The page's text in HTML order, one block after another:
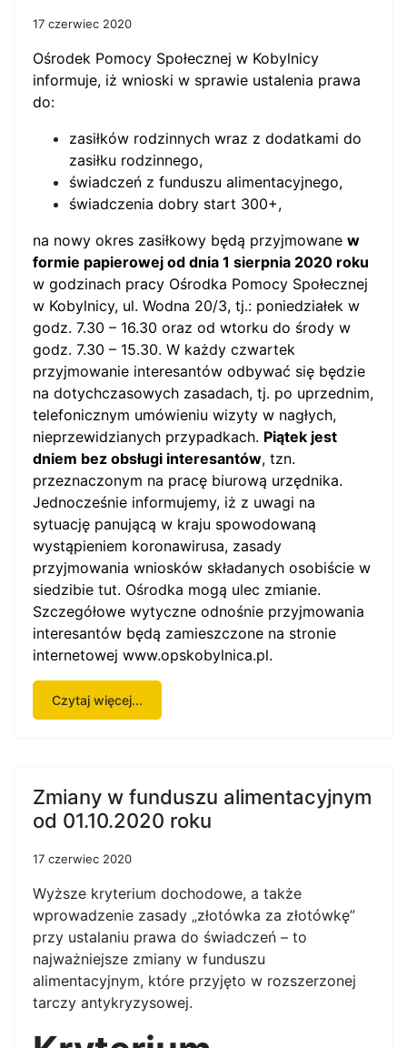
17 czerwiec 2020
Ośrodek Pomocy Społecznej w Kobylnicy
informuje, iż wnioski w sprawie ustalenia prawa
do:
zasiłków rodzinnych wraz z dodatkami do
zasiłku rodzinnego,
świadczeń z funduszu alimentacyjnego,
świadczenia dobry start 300+,
na nowy okres zasiłkowy będą przyjmowane w
formie papierowej od dnia 1 sierpnia 2020 roku
w godzinach pracy Ośrodka Pomocy Społecznej
w Kobylnicy, ul. Wodna 20/3, tj.: poniedziałek w
godz. 7.30 – 16.30 oraz od wtorku do środy w
godz. 7.30 – 15.30. W każdy czwartek
przyjmowanie interesantów odbywać się będzie
na dotychczasowych zasadach, tj. po uprzednim,
telefonicznym umówieniu wizyty w nagłych,
nieprzewidzianych przypadkach. Piątek jest
dniem bez obsługi interesantów, tzn.
przeznaczonym na pracę biurową urzędnika.
Jednocześnie informujemy, iż z uwagi na
sytuację panującą w kraju spowodowaną
wystąpieniem koronawirusa, zasady
przyjmowania wniosków składanych osobiście w
siedzibie tut. Ośrodka mogą ulec zmianie.
Szczegółowe wytyczne odnośnie przyjmowania
interesantów będą zamieszczone na stronie
internetowej www.opskobylnica.pl.
Czytaj więcej...
Zmiany w funduszu alimentacyjnym
od 01.10.2020 roku
17 czerwiec 2020
Wyższe kryterium dochodowe, a także
wprowadzenie zasady „złotówka za złotówkę”
przy ustalaniu prawa do świadczeń – to
najważniejsze zmiany w funduszu
alimentacyjnym, które przyjęto w rozszerzonej
tarczy antykryzysowej.